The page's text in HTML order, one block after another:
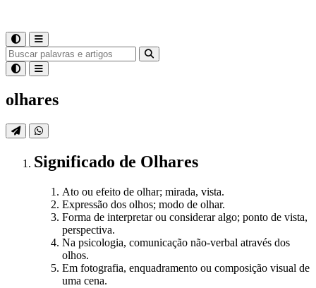
olhares
Significado de Olhares
Ato ou efeito de olhar; mirada, vista.
Expressão dos olhos; modo de olhar.
Forma de interpretar ou considerar algo; ponto de vista,
perspectiva.
Na psicologia, comunicação não-verbal através dos
olhos.
Em fotografia, enquadramento ou composição visual de
uma cena.